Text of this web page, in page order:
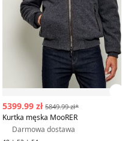
5399.99 zł 5849.99 zł*
Kurtka męska MooRER
Darmowa dostawa